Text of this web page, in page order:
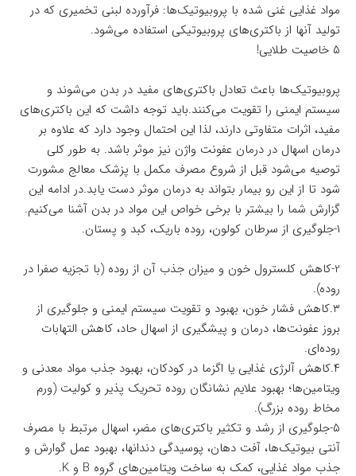
مواد غذایی غنی شده با پروبیوتیک‌ها: فرآورده لبنی تخمیری که در
تولید آنها از باکتری‌های پروبیوتیکی استفاده می‌شود.
۵ خاصیت طلایی!
پروبیوتیک‌ها باعث تعادل باکتری‌های مفید در بدن می‌شوند و
سیستم ایمنی را تقویت می‌کنند.باید توجه داشت که این باکتری‌های
مفید، اثرات متفاوتی دارند، لذا این احتمال وجود دارد که علاوه بر
درمان اسهال در درمان عفونت واژن نیز موثر باشد. به طور کلی
توصیه می‌شود قبل از شروع مصرف مکمل با پزشک معالج مشورت
شود تا از این رو بیمار بتواند به درمان موثر دست یابد.در ادامه این
گزارش شما را بیشتر با برخی خواص این مواد در بدن آشنا می‌کنیم.
۱-جلوگیری از سرطان کولون، روده باریک، کبد و پستان.
2-کاهش کلسترول خون و میزان جذب آن از روده (با تجزیه صفرا در
روده).
۳.کاهش فشار خون، بهبود و تقویت سیستم ایمنی و جلوگیری از
بروز عفونت‌ها، درمان و پیشگیری از اسهال حاد، کاهش التهابات
روده‌ای.
۴.کاهش آلرژی غذایی یا اگزما در کودکان، بهبود جذب مواد معدنی و
ویتامین‌ها؛ بهبود علایم نشانگان روده تحریک پذیر و کولیت (ورم
مخاط روده بزرگ).
۵-جلوگیری از رشد و تکثیر باکتری‌های مضر، اسهال مرتبط با مصرف
آنتی بیوتیک‌ها، آفت دهان، پوسیدگی دندانها، بهبود عمل گوارش و
جذب مواد غذایی، کمک به ساخت ویتامین‌های گروه B و K.